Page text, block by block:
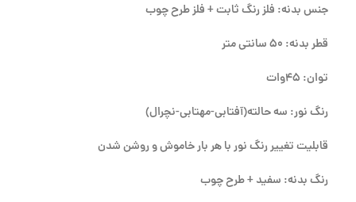
جنس بدنه: فلز رنگ ثابت + فلز طرح چوب
قطر بدنه: 50 سانتی متر
توان: 45وات
رنگ نور: سه حالته(آفتابی-مهتابی-نچرال)
قابلیت تغییر رنگ نور با هر بار خاموش و روشن شدن
رنگ بدنه: سفید + طرح چوب